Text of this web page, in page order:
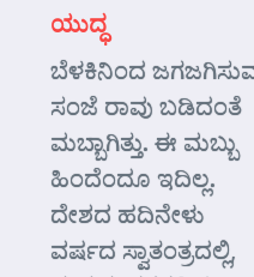
ಯುದ್ಧ
ಬೆಳಕಿನಿಂದ
ಸಂಜೆ ರಾವು ಬಡಿದಂತೆ
ಮಬ್ಬಾಗಿತ್ತು. ಈ ಮಬ್ಬು
ಹಿಂದೆಂದೂ ಇದಿಲ್ಲ.
ದೇಶದ ಹದಿನೇಳು
ವರ್ಷದ ಸ್ವಾತಂತ್ರದಲ್ಲಿ,